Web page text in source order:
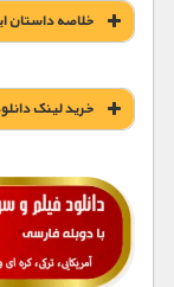
خلاصه
خريد لينک
1900 تومان – خريد لينک دانلود (افزودن به سبد خريد)